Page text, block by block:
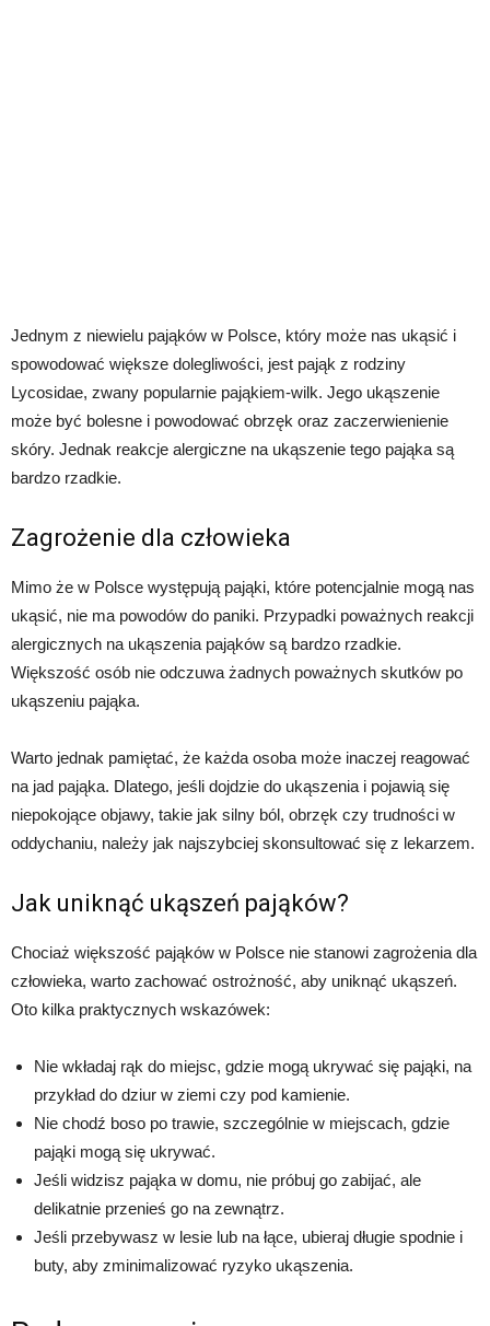
Jednym z niewielu pająków w Polsce, który może nas ukąsić i
spowodować większe dolegliwości, jest pająk z rodziny
Lycosidae, zwany popularnie pająkiem-wilk. Jego ukąszenie
może być bolesne i powodować obrzęk oraz zaczerwienienie
skóry. Jednak reakcje alergiczne na ukąszenie tego pająka są
bardzo rzadkie.
Zagrożenie dla człowieka
Mimo że w Polsce występują pająki, które potencjalnie mogą nas
ukąsić, nie ma powodów do paniki. Przypadki poważnych reakcji
alergicznych na ukąszenia pająków są bardzo rzadkie.
Większość osób nie odczuwa żadnych poważnych skutków po
ukąszeniu pająka.
Warto jednak pamiętać, że każda osoba może inaczej reagować
na jad pająka. Dlatego, jeśli dojdzie do ukąszenia i pojawią się
niepokojące objawy, takie jak silny ból, obrzęk czy trudności w
oddychaniu, należy jak najszybciej skonsultować się z lekarzem.
Jak uniknąć ukąszeń pająków?
Chociaż większość pająków w Polsce nie stanowi zagrożenia dla
człowieka, warto zachować ostrożność, aby uniknąć ukąszeń.
Oto kilka praktycznych wskazówek:
Nie wkładaj rąk do miejsc, gdzie mogą ukrywać się pająki, na
przykład do dziur w ziemi czy pod kamienie.
Nie chodź boso po trawie, szczególnie w miejscach, gdzie
pająki mogą się ukrywać.
Jeśli widzisz pająka w domu, nie próbuj go zabijać, ale
delikatnie przenieś go na zewnątrz.
Jeśli przebywasz w lesie lub na łące, ubieraj długie spodnie i
buty, aby zminimalizować ryzyko ukąszenia.